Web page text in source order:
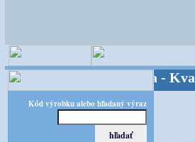
Kód výrobku alebo hľadaný výraz
kreatívneho sveta -